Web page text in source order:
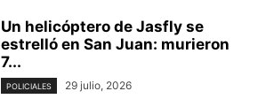
Un helicóptero de Jasfly se
estrelló en San Juan: murieron
7...
POLICIALES 29 julio, 2026